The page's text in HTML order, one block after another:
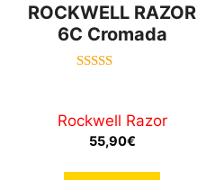
ROCKWELL RAZOR
6C Cromada
Rockwell Razor
55,90€